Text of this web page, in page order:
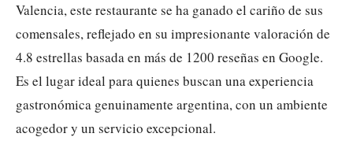
Valencia, este restaurante se ha ganado el cariño de sus
comensales, reflejado en su impresionante valoración de
4.8 estrellas basada en más de 1200 reseñas en Google.
Es el lugar ideal para quienes buscan una experiencia
gastronómica genuinamente argentina, con un ambiente
acogedor y un servicio excepcional.